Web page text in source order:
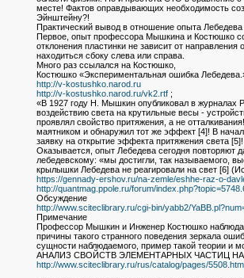
месте! Фактов оправдывающих необходимость
Эйнштейну?!
Практический вывод в отношение опыта
Первое, опыт профессора Мышкина и Костюшко
отклонения пластинки не зависит от
находиться сбоку слева или справа.
Много раз ссылался на Костюшко,
Костюшко «Экспериментальная ошибка
http://v-kostushko.narod.ru
http://v-kostushko.narod.ru/vk2.rtf;
«В 1927 году H. Мышкин опубликовал в журналах
воздействию света на крутильные весы -
проявлял свойство притяжения, а не
маятником и обнаружил тот же эффект [4]! В
заявку на открытие эффекта притяжения света [5]!
Оказывается, опыт Лебедева сегодня повторяют
лебедевскому: «мы достигли, так называемого,
крылышки Лебедева не реагировали на свет [6]
https://gennady-ershov.ru/na-zemle/eshhe-raz-o-
http://quantmag.ppole.ru/forum/
Обсуждение
http://www.sciteclibrary.ru/cgi-bin/yabb2/
Примечание
Профессор Мышкин и Инженер Костюшко
причины такого странного поведения зеркала
сущности наблюдаемого, пример такой теории и
АНАЛИЗ СВОЙСТВ ЭЛЕМЕНТАРНЫХ ЧАСТИЦ
http://www.sciteclibrary.ru/rus/catalog/pages/